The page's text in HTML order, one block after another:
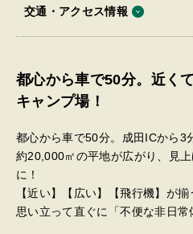
交通・アクセス情報
都心から車で50分。近く
キャンプ場！
都心から車で50分。成田ICから3
約20,000㎡の平地が広がり、見
に！
【近い】【広い】【飛行機】が
思い立って直ぐに「不便な非日常